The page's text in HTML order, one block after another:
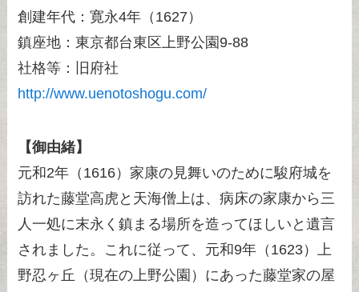
創建年代：寛永4年（1627）
鎮座地：東京都台東区上野公園9-88
社格等：旧府社
http://www.uenotoshogu.com/
【御由緒】
元和2年（1616）家康の見舞いのために駿府城を
訪れた藤堂高虎と天海僧上は、病床の家康から三
人一処に末永く鎮まる場所を造ってほしいと遺言
されました。これに従って、元和9年（1623）上
野忍ヶ丘（現在の上野公園）にあった藤堂家の屋